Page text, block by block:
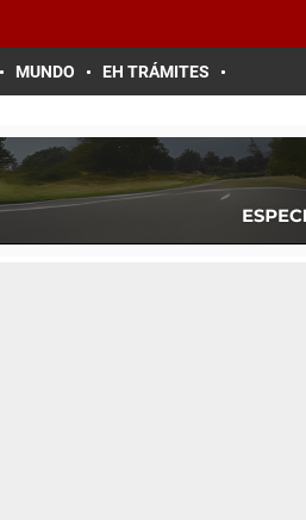
MUNDO EH TRÁMITES